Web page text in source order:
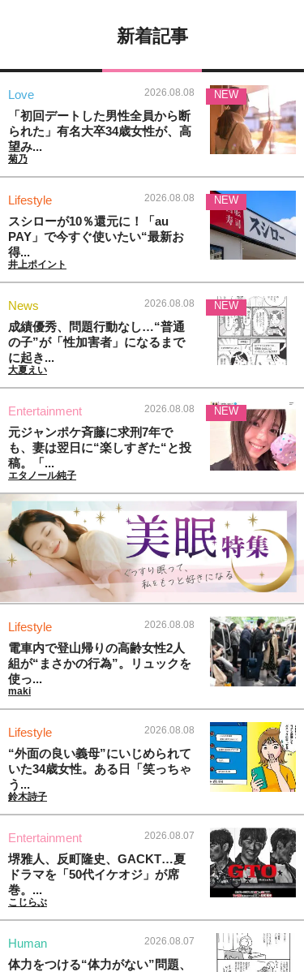
新着記事
Love 2026.08.08
「初回デートした男性全員から断
られた」有名大卒34歳女性が、高
望み...
菊乃
NEW
Lifestyle 2026.08.08
スシローが10％還元に！「au
PAY」で今すぐ使いたい“最新お
得...
井上ポイント
NEW
News 2026.08.08
成績優秀、問題行動なし…“普通
の子”が「性加害者」になるまで
に起き...
大夏えい
NEW
Entertainment 2026.08.08
元ジャンポケ斉藤に求刑7年で
も、妻は翌日に“楽しすぎた“と投
稿。「...
エタノール純子
NEW
Lifestyle 2026.08.08
電車内で登山帰りの高齢女性2人
組が“まさかの行為”。リュックを
使っ...
maki
Lifestyle 2026.08.08
“外面の良い義母”にいじめられて
いた34歳女性。ある日「笑っちゃ
う...
鈴木詩子
Entertainment 2026.08.07
堺雅人、反町隆史、GACKT…夏
ドラマを「50代イケオジ」が席
巻。...
こじらぶ
Human 2026.08.07
体力をつける“体力がない”問題、